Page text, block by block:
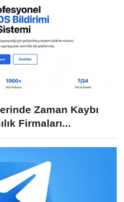
Zaman Kaybı
Firmaları...